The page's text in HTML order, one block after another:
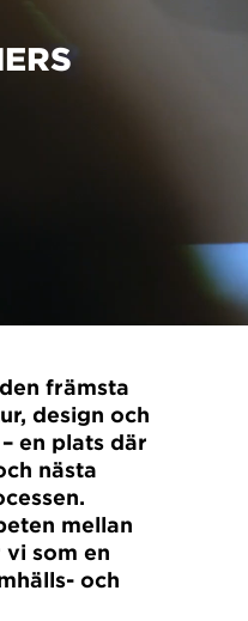
främsta
design och
en plats där
nästa
mellan
som en
och